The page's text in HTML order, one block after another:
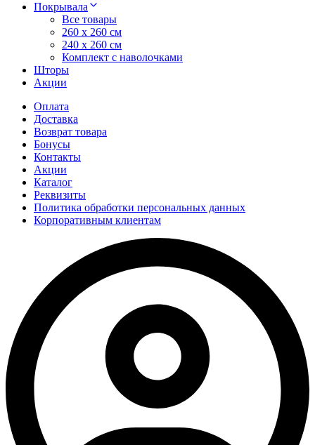
Покрывала
Все товары
260 x 260 см
240 х 260 см
Комплект с наволочками
Шторы
Акции
Оплата
Доставка
Возврат товара
Бонусы
Контакты
Акции
Каталог
Реквизиты
Политика обработки персональных данных
Корпоративным клиентам